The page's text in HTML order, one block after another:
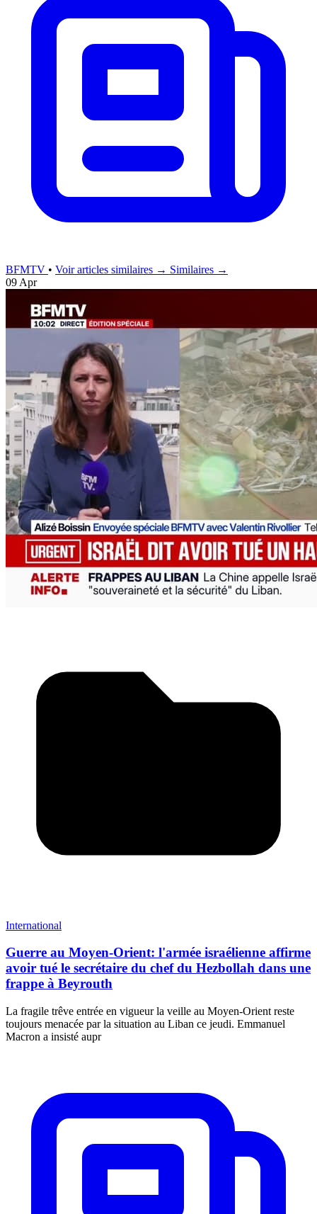
BFMTV • Voir articles similaires → Similaires →
09 Apr
International
Guerre au Moyen-Orient: l'armée israélienne affirme
avoir tué le secrétaire du chef du Hezbollah dans une
frappe à Beyrouth
La fragile trêve entrée en vigueur la veille au Moyen-Orient reste
toujours menacée par la situation au Liban ce jeudi. Emmanuel
Macron a insisté aupr